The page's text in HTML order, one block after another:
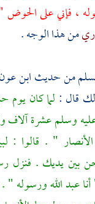
، فإني على
من هذا الوجه .
من حديثابن
قال : لما كان يوم
وسلم عشرة آلاف
الأنصار " . قالوا :
بين يديك . فنزل
عبد الله ورسوله " .